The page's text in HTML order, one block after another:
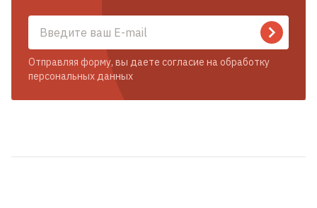
Отправляя форму, вы даете согласие на обработку
персональных данных